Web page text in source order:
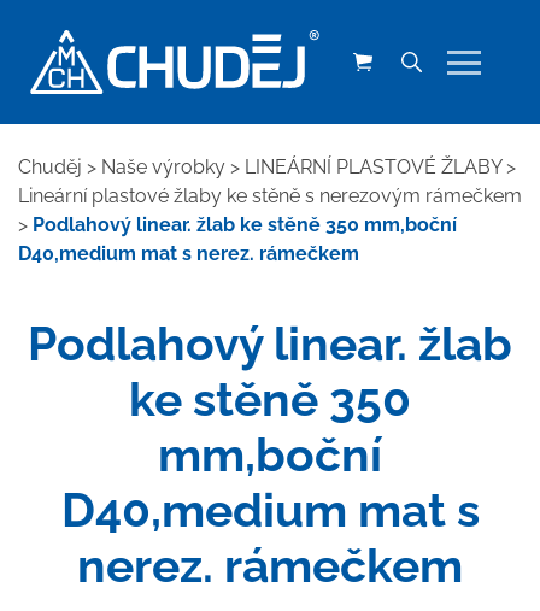
Chuděj > Naše výrobky > LINEÁRNÍ PLASTOVÉ ŽLABY>
Lineární plastové žlaby ke stěně s nerezovým rámečkem
> Podlahový linear. žlab ke stěně 350 mm,boční
D40,medium mat s nerez. rámečkem
Podlahový linear. žlab
ke stěně 350
mm,boční
D40,medium mat s
nerez. rámečkem